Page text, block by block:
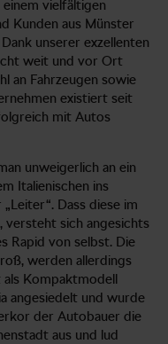
vielfältigen
Kunden aus Münster
unserer exzellenten
weit und vor Ort
an Fahrzeugen sowie
existiert seit
mit Autos
unweigerlich an ein
Italienischen ins
Dass diese im
versteht sich angesichts
Rapid von selbst. Die
werden allerdings
als Kompaktmodell
angesiedelt und wurde
der Autobauer die
aus und lud